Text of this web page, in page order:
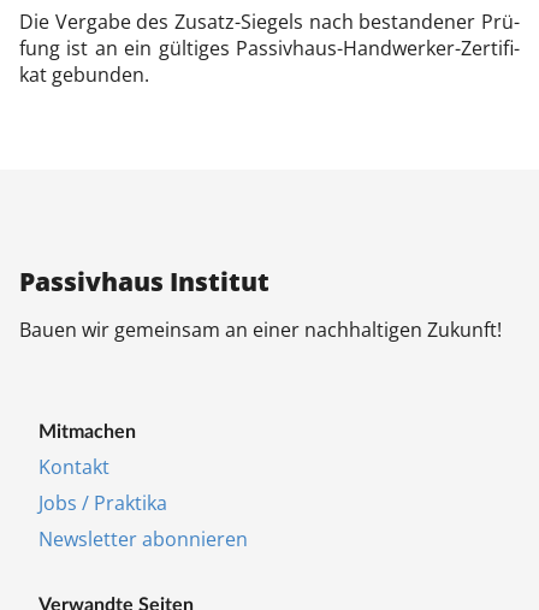
Die Ver­ga­be des Zu­satz-Sie­gels nach be­stan­de­ner Prü­
fung ist an ein gül­ti­ges Pas­siv­haus-Hand­wer­ker-Zer­ti­fi­
kat ge­bun­den.
Pas­siv­haus In­sti­tut
Bau­en wir ge­mein­sam an ei­ner nach­hal­ti­gen Zu­kunft!
Mit­ma­chen
Kon­takt
Jobs / Prak­ti­ka
Newslet­ter abon­nie­ren
Ver­wand­te Sei­ten